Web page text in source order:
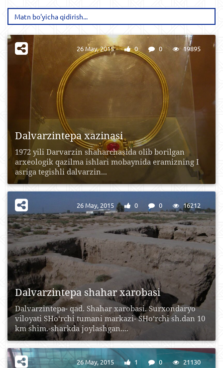
Dalvarzintepa xazinasi
1972 yili Darvarzin shaharchasida olib borilgan
arxeologik qazilma ishlari mobaynida eramizning I
asriga tegishli dalvarzin...
26 May, 2015 0 0 19895
Dalvarzintepa shahar xarobasi
Dalvarzintepa- qad. Shahar xarobasi. Surxondaryo
viloyati SHo‘rchi tumani markazi- SHo‘rchi sh.dan 10
km shim.-sharkda joylashgan....
26 May, 2015 0 0 16212
26 May, 2015 1 0 21130